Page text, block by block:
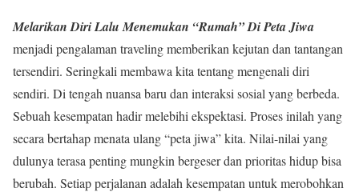
Melarikan Diri Lalu Menemukan “Rumah” Di Peta Jiwa
menjadi pengalaman traveling memberikan kejutan dan tantangan
tersendiri. Seringkali membawa kita tentang mengenali diri
sendiri. Di tengah nuansa baru dan interaksi sosial yang berbeda.
Sebuah kesempatan hadir melebihi ekspektasi. Proses inilah yang
secara bertahap menata ulang “peta jiwa” kita. Nilai-nilai yang
dulunya terasa penting mungkin bergeser dan prioritas hidup bisa
berubah. Setiap perjalanan adalah kesempatan untuk merobohkan